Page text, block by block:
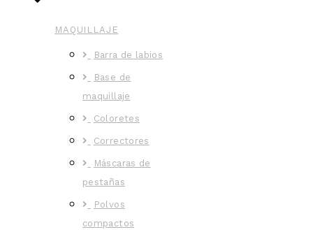
MAQUILLAJE
Barra de labios
Base de
maquillaje
Coloretes
Correctores
Máscaras de
pestañas
Polvos
compactos